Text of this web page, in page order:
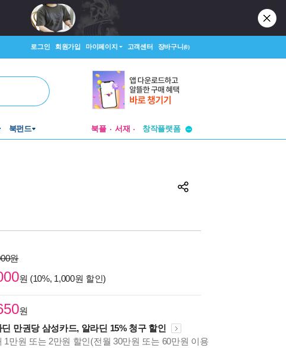
로그인 회원가입 마이페이지 고객센터 장바구니(0)
북펀드 북플 서재
창작플랫폼
원
원 (10%, 1,000원 할인)
원
딘 만권당 삼성카드, 알라딘 15% 청구 할인
1만원 또는 2만원 할인(전월 30만원 또는 60만원 이용